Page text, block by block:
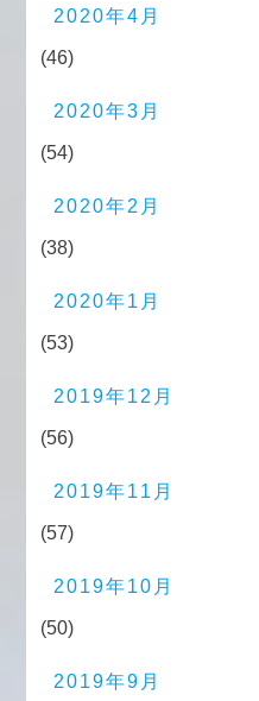
2020年4月
(46)
2020年3月
(54)
2020年2月
(38)
2020年1月
(53)
2019年12月
(56)
2019年11月
(57)
2019年10月
(50)
2019年9月